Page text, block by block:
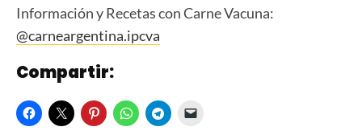
Información y Recetas con Carne Vacuna:
@carneargentina.ipcva
Compartir: